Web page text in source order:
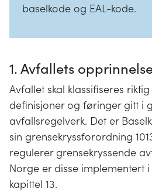
baselkode og EAL-kode.
1. Avfallets
Avfallet skal klassifiseres
definisjoner og føringer gitt i
avfallsregelverk. Det er
sin grensekryssforordning
regulerer grensekryssende
Norge er disse implementert
kapittel 13.